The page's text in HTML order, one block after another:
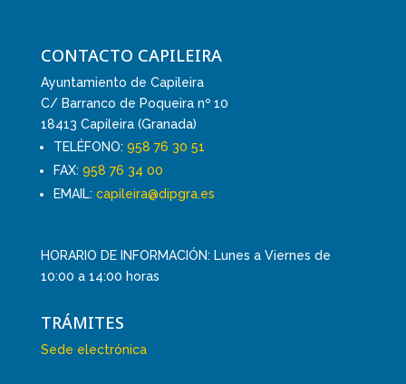
CONTACTO CAPILEIRA
Ayuntamiento de Capileira
C/ Barranco de Poqueira nº 10
18413 Capileira (Granada)
TELÉFONO: 958 76 30 51
FAX: 958 76 34 00
EMAIL: capileira@dipgra.es
HORARIO DE INFORMACIÓN: Lunes a Viernes de
10:00 a 14:00 horas
TRÁMITES
Sede electrónica